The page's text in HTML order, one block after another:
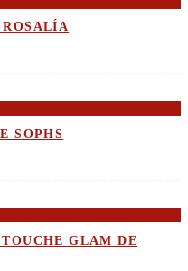
SOPHS
GLAM DE